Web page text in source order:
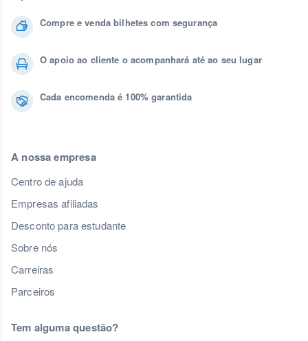
Compre e venda bilhetes com segurança
O apoio ao cliente o acompanhará até ao seu lugar
Cada encomenda é 100% garantida
A nossa empresa
Centro de ajuda
Empresas afiliadas
Desconto para estudante
Sobre nós
Carreiras
Parceiros
Tem alguma questão?